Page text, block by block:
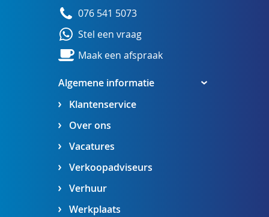
Algemene informatie
Klantenservice
Over ons
Vacatures
Verkoopadviseurs
Verhuur
Werkplaats
076 541 5073
Stel een vraag
Maak een afspraak